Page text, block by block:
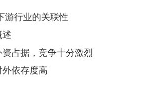
游行业的关联性
述
占据，竞争十分激烈
依存度高